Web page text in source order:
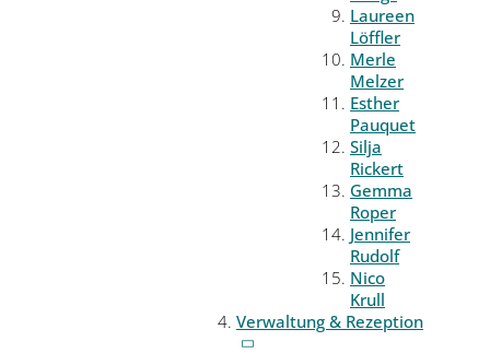
Laureen
Löffler
Merle
Melzer
Esther
Pauquet
Silja
Rickert
Gemma
Roper
Jennifer
Rudolf
Nico
Krull
Verwaltung & Rezeption